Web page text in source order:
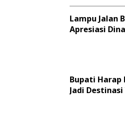
Lampu Jalan
Apresiasi
Bupati Harap
Jadi